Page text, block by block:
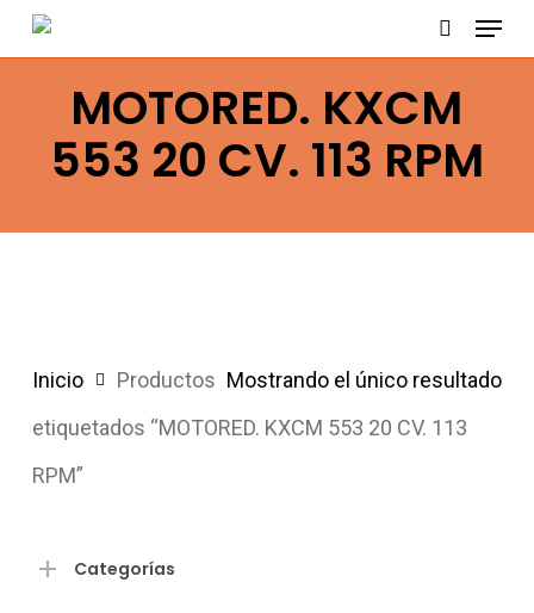
Skip
to
search
Menu
MOTORED. KXCM
553 20 CV. 113 RPM
Mostrando el único resultado
Inicio
Productos
etiquetados “MOTORED. KXCM 553 20 CV. 113
RPM”
Categorías